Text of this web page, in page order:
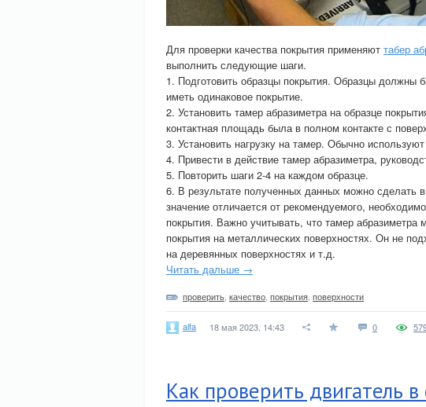
Для проверки качества покрытия применяют табер
выполнить следующие шаги.
1. Подготовить образцы покрытия. Образцы
иметь одинаковое покрытие.
2. Установить тамер абразиметра на образце
контактная площадь была в полном контакте с
3. Установить нагрузку на тамер. Обычно
4. Привести в действие тамер абразиметра,
5. Повторить шаги 2-4 на каждом образце.
6. В результате полученных данных можно сделать
значение отличается от рекомендуемого,
покрытия. Важно учитывать, что тамер
покрытия на металлических поверхностях. Он не
на деревянных поверхностях и т.д.
Читать дальше →
проверить качество покрытия поверхности
alfa 18 мая 2023, 14:43 0
Как проверить двигатель